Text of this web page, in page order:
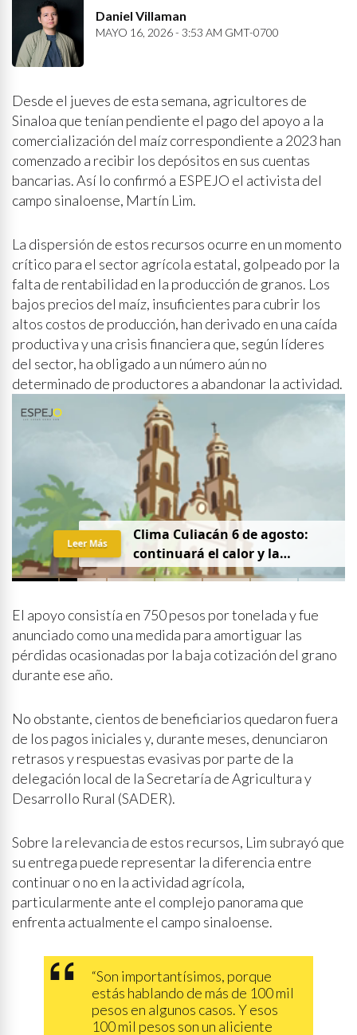
Daniel Villaman
MAYO 16, 2026 - 3:53 AM GMT-0700
Desde el jueves de esta semana, agricultores de
Sinaloa que tenían pendiente el pago del apoyo a la
comercialización del maíz correspondiente a 2023 han
comenzado a recibir los depósitos en sus cuentas
bancarias. Así lo confirmó a ESPEJO el activista del
campo sinaloense, Martín Lim.
La dispersión de estos recursos ocurre en un momento
crítico para el sector agrícola estatal, golpeado por la
falta de rentabilidad en la producción de granos. Los
bajos precios del maíz, insuficientes para cubrir los
altos costos de producción, han derivado en una caída
productiva y una crisis financiera que, según líderes
del sector, ha obligado a un número aún no
determinado de productores a abandonar la actividad.
Clima Culiacán 6 de agosto:
continuará el calor y la
probabilidad de lluvia
Leer Más
El apoyo consistía en 750 pesos por tonelada y fue
anunciado como una medida para amortiguar las
pérdidas ocasionadas por la baja cotización del grano
durante ese año.
No obstante, cientos de beneficiarios quedaron fuera
de los pagos iniciales y, durante meses, denunciaron
retrasos y respuestas evasivas por parte de la
delegación local de la Secretaría de Agricultura y
Desarrollo Rural (SADER).
Sobre la relevancia de estos recursos, Lim subrayó que
su entrega puede representar la diferencia entre
continuar o no en la actividad agrícola,
particularmente ante el complejo panorama que
enfrenta actualmente el campo sinaloense.
“Son importantísimos, porque
estás hablando de más de 100 mil
pesos en algunos casos. Y esos
100 mil pesos son un aliciente